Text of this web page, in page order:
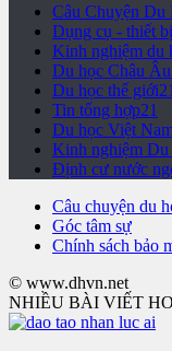
Câu Chuyện Du
Dụng cụ - thiết
Kinh nghiệm du
Du học Châu Âu
Du học thế giới21
Tin tổng hợp21
Du học Việt
Kinh nghiệm Du
Định cư nước
Câu chuyện du
Góc tâm sự
Chính sách bảo
© www.dhvn.net
NHIỀU BÀI VIẾT